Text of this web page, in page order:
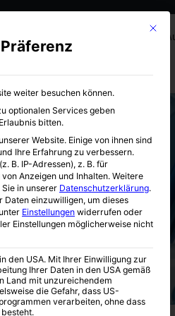
Mit
weiter besuchen können.
optionalen Services geben
bitten.
Website. Einige von ihnen sind
Ihre Erfahrung zu verbessern.
B. IP-Adressen), z. B. für
Anzeigen und Inhalten.Weitere
in unserer Datenschutzerklärung.
Daten einzuwilligen, um dieses
Einstellungen widerrufen oder
Einstellungen möglicherweise nicht
den USA. Mit Ihrer Einwilligung zur
Ihrer Daten in den USA gemäß
Land mit unzureichendem
die Gefahr, dass US-
verarbeiten, ohne dass